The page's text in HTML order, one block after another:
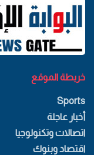
خريطة الموقع
Sports
أخبار عاجلة
اتصالات وتكنولوجيا
اقتصاد وبنوك